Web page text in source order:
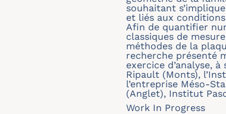
souhaitant
et liés aux
Afin de quantifier
classiques de
méthodes de la
recherche présenté
exercice d’analyse,
Ripault (Monts),
l’entreprise Méso-
(Anglet), Institut
Work In Progress